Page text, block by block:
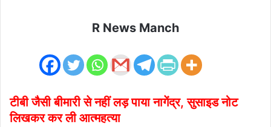
R News Manch
टीबी जैसी बीमारी से नहीं लड़ पाया नागेंद्र, सुसाइड नोट
लिखकर कर ली आत्महत्या